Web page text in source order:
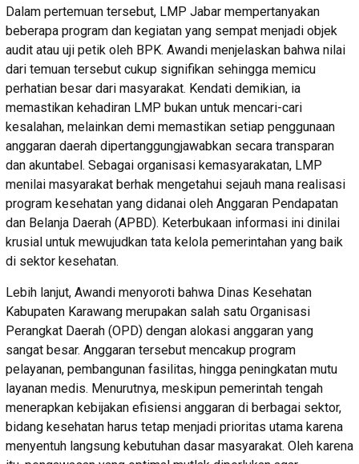
Dalam pertemuan tersebut, LMP Jabar mempertanyakan
beberapa program dan kegiatan yang sempat menjadi objek
audit atau uji petik oleh BPK. Awandi menjelaskan bahwa nilai
dari temuan tersebut cukup signifikan sehingga memicu
perhatian besar dari masyarakat. Kendati demikian, ia
memastikan kehadiran LMP bukan untuk mencari-cari
kesalahan, melainkan demi memastikan setiap penggunaan
anggaran daerah dipertanggungjawabkan secara transparan
dan akuntabel. Sebagai organisasi kemasyarakatan, LMP
menilai masyarakat berhak mengetahui sejauh mana realisasi
program kesehatan yang didanai oleh Anggaran Pendapatan
dan Belanja Daerah (APBD). Keterbukaan informasi ini dinilai
krusial untuk mewujudkan tata kelola pemerintahan yang baik
di sektor kesehatan.
Lebih lanjut, Awandi menyoroti bahwa Dinas Kesehatan
Kabupaten Karawang merupakan salah satu Organisasi
Perangkat Daerah (OPD) dengan alokasi anggaran yang
sangat besar. Anggaran tersebut mencakup program
pelayanan, pembangunan fasilitas, hingga peningkatan mutu
layanan medis. Menurutnya, meskipun pemerintah tengah
menerapkan kebijakan efisiensi anggaran di berbagai sektor,
bidang kesehatan harus tetap menjadi prioritas utama karena
menyentuh langsung kebutuhan dasar masyarakat. Oleh karena